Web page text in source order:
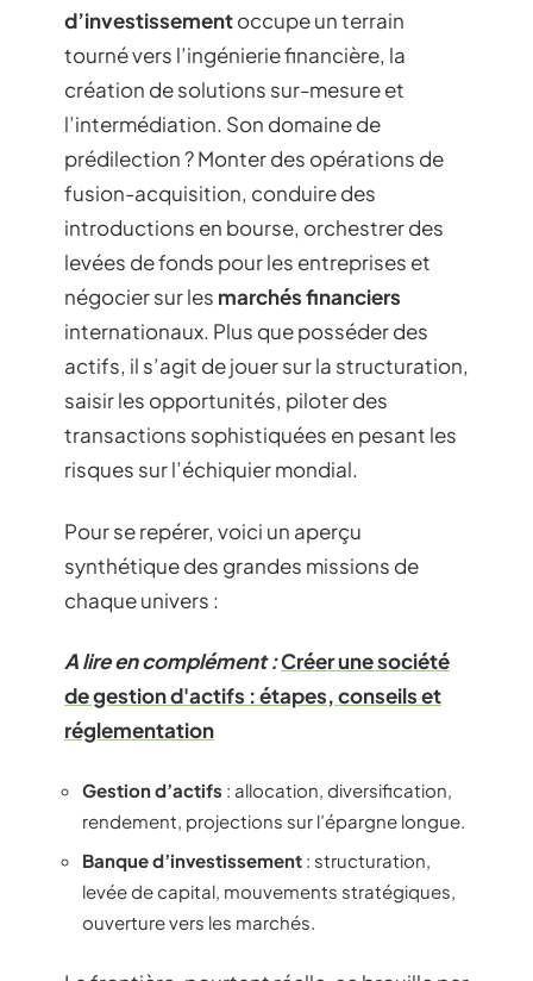
d’investissementoccupe un terrain
tourné vers l’ingénierie financière, la
création de solutions sur-mesure et
l’intermédiation. Son domaine de
prédilection ? Monter des opérations de
fusion-acquisition, conduire des
introductions en bourse, orchestrer des
levées de fonds pour les entreprises et
négocier sur les marchés financiers
internationaux. Plus que posséder des
actifs, il s’agit de jouer sur la structuration,
saisir les opportunités, piloter des
transactions sophistiquées en pesant les
risques sur l’échiquier mondial.
Pour se repérer, voici un aperçu
synthétique des grandes missions de
chaque univers :
A lire en complément :Créer une société
de gestion d'actifs : étapes, conseils et
réglementation
Gestion d’actifs : allocation, diversification,
rendement, projections sur l’épargne longue.
Banque d’investissement : structuration,
levée de capital, mouvements stratégiques,
ouverture vers les marchés.